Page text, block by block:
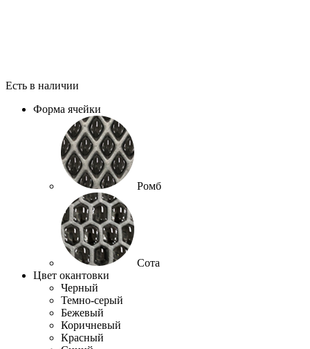
Есть в наличии
Форма ячейки
Ромб
Сота
Цвет окантовки
Черный
Темно-серый
Бежевый
Коричневый
Красный